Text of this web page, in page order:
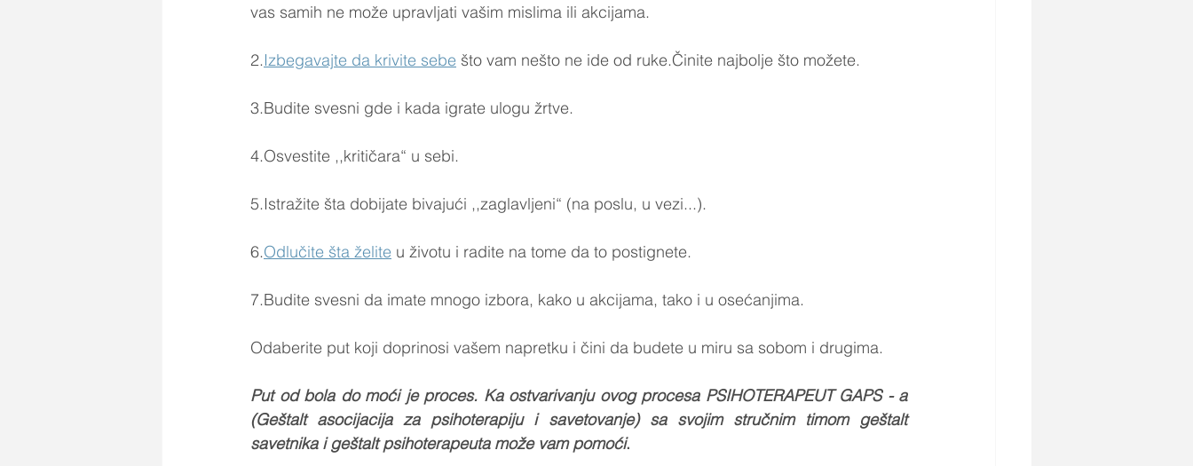
vas samih ne može upravljati vašim mislima ili akcijama.
2.Izbegavajte da krivite sebe što vam nešto ne ide od ruke.Činite najbolje što možete.
3.Budite svesni gde i kada igrate ulogu žrtve.
4.Osvestite ,,kritičara“ u sebi.
5.Istražite šta dobijate bivajući ,,zaglavljeni“ (na poslu, u vezi...).
6.Odlučite šta želite u životu i radite na tome da to postignete.
7.Budite svesni da imate mnogo izbora, kako u akcijama, tako i u osećanjima.
Odaberite put koji doprinosi vašem napretku i čini da budete u miru sa sobom i drugima.
Put od bola do moći je proces. Ka ostvarivanju ovog procesa PSIHOTERAPEUT GAPS - a
(Geštalt asocijacija za psihoterapiju i savetovanje) sa svojim stručnim timom geštalt
savetnika i geštalt psihoterapeuta može vam pomoći.